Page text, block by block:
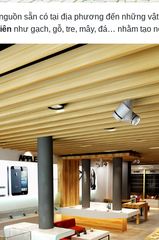
sẵn có tại địa phương đến những
như gạch, gỗ, tre, mây, đá… nhằm tạo